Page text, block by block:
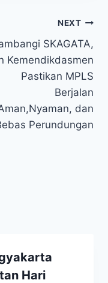
NEXT
SKAGATA,
Kemendikdasmen
Pastikan MPLS
Berjalan
dan
Perundungan
Hari